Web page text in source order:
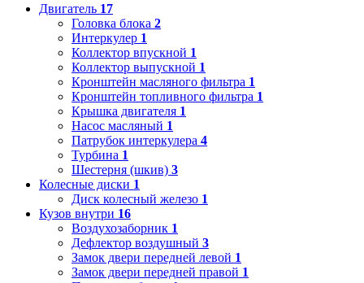
Двигатель 17
Головка блока 2
Интеркулер 1
Коллектор впускной 1
Коллектор выпускной 1
Кронштейн масляного фильтра 1
Кронштейн топливного фильтра 1
Крышка двигателя 1
Насос масляный 1
Патрубок интеркулера 4
Турбина 1
Шестерня (шкив) 3
Колесные диски 1
Диск колесный железо 1
Кузов внутри 16
Воздухозаборник 1
Дефлектор воздушный 3
Замок двери передней левой 1
Замок двери передней правой 1